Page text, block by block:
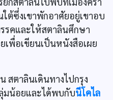
ต้ซึ่งเขาพักอาศัยอยู่เขาอบ
รคและให้สตาลินศึกษา
พื่อเขียนเป็นหนังสือเผย
สตาลินเดินทางไปกรุง
มน้อยและได้พบกับนีโคไล